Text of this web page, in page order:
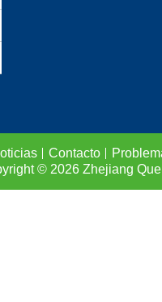
Contacto
© 2026Zhejiang